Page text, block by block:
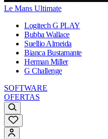
Le Mans Ultimate
Logitech G PLAY
Bubba Wallace
Suellio Almeida
Bianca Bustamante
Herman Miller
G Challenge
SOFTWARE
OFERTAS